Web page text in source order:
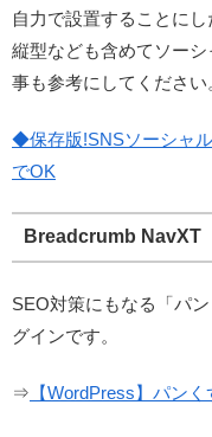
自力で設置することに
縦型なども含めてソー
事も参考にしてください
◆保存版!SNSソーシャ
でOK
Breadcrumb NavXT
SEO対策にもなる「パ
グインです。
⇒ 【WordPress】パン